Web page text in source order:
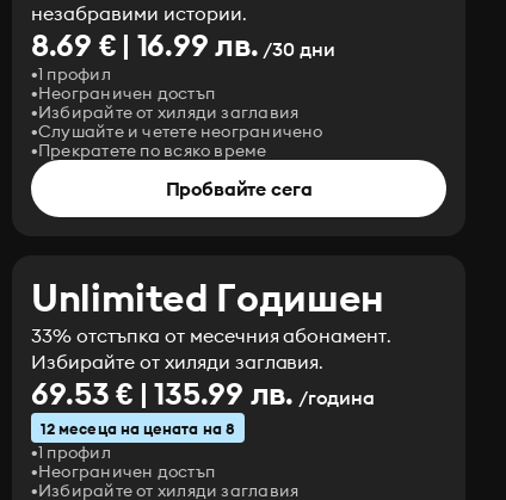
незабравими истории.
8.69 € | 16.99 лв. /30 дни
1 профил
Неограничен достъп
Избирайте от хиляди заглавия
Слушайте и четете неограничено
Прекратете по всяко време
Пробвайте сега
Unlimited Годишен
33% отстъпка от месечния абонамент.
Избирайте от хиляди заглавия.
69.53 € | 135.99 лв. /година
12 месеца на цената на 8
1 профил
Неограничен достъп
Избирайте от хиляди заглавия